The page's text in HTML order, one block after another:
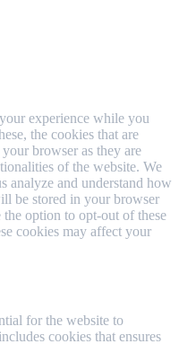
experience while you
the cookies that are
browser as they are
of the website. We
analyze and understand how
be stored in your browser
option to opt-out of these
cookies may affect your
for the website to
cookies that ensures